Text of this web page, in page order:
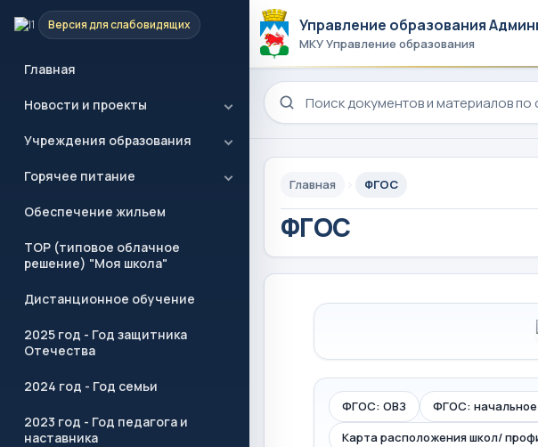
Версия для слабовидящих
Главная
Новости и проекты
Учреждения образования
Горячее питание
Обеспечение жильем
ТОР (типовое облачное
решение) "Моя школа"
Дистанционное обучение
2025 год - Год защитника
Отечества
2024 год - Год семьи
2023 год - Год педагога и
наставника
Управление образования
МКУ Управление образования
Поиск по сайту
Главная ФГОС
ФГОС
ФГОС: ОВЗ ФГОС: начальное
Карта расположения школ/